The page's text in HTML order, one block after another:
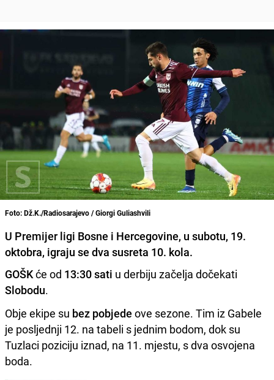
Foto: Dž.K./Radiosarajevo / Giorgi Guliashvili
U Premijer ligi Bosne i Hercegovine, u subotu, 19.
oktobra, igraju se dva susreta 10. kola.
GOŠKće od 13:30 sati u derbiju začelja dočekati
Slobodu.
Obje ekipe su bez pobjede ove sezone. Tim iz Gabele
je posljednji 12. na tabeli s jednim bodom, dok su
Tuzlaci poziciju iznad, na 11. mjestu, s dva osvojena
boda.